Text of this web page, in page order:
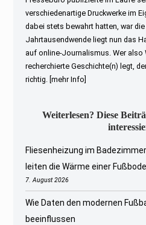
verschiedenartige Druckwerke im
dabei stets bewahrt hatten, war
Jahrtausendwende liegt nun das
auf online-Journalismus. Wer also
recherchierte Geschichte(n) legt,
richtig.
[mehr Info]
Weiterlesen? Diese
Fliesenheizung im
leiten die Wärme einer
7. August 2026
Wie Daten den modernen
beeinflussen